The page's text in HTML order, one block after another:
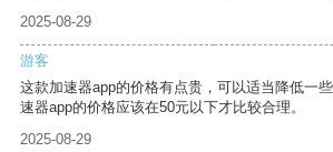
2025-08-29
游客
这款加速器app的价格有点贵，可以适当降低一
速器app的价格应该在50元以下才比较合理。
2025-08-29